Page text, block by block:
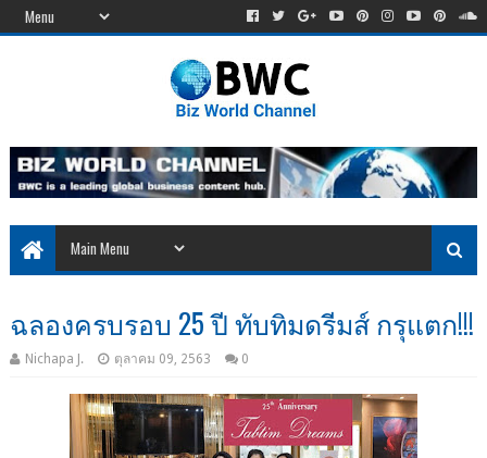
ฉลองครบรอบ 25 ปี ทับทิมดรีมส์ กรุแตก!!!
Nichapa J. ตุลาคม 09, 2563 0